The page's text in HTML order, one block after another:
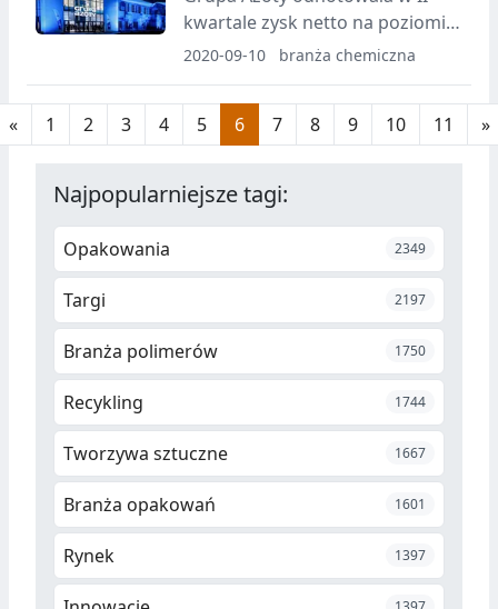
kwartale zysk netto na poziomie
57 mln zł. Oznacza to wzrost (o
okresu 2019 roku.
2020-09-10 branża chemiczna
« 1 2 3 4 5 6 7 8 9 10 11 »
Najpopularniejsze tagi:
Opakowania 2349
Targi 2197
Branża polimerów 1750
Recykling 1744
Tworzywa sztuczne 1667
Branża opakowań 1601
Rynek 1397